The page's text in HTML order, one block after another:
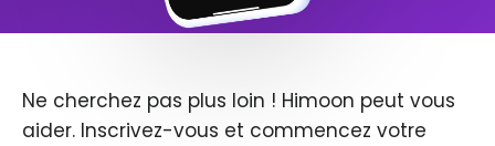
Ne cherchez pas plus loin ! Himoon peut vous
aider. Inscrivez-vous et commencez votre